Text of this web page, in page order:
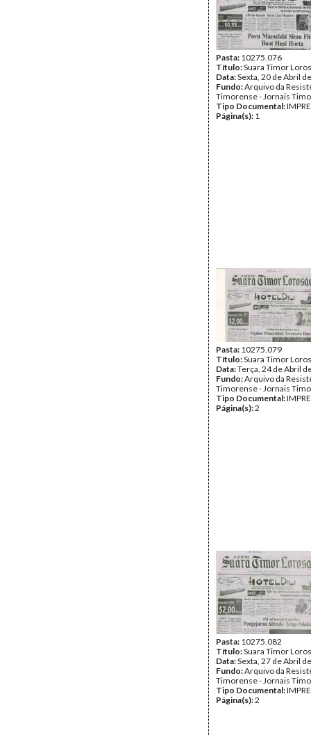
Pasta: 10275.076
Título:Suara Timor
Data:Sexta, 20 de Abril
Fundo:Arquivo da
Timorense - Jornais
Tipo Documental:
Página(s): 1
Pasta: 10275.079
Título:Suara Timor
Data:Terça, 24 de Abril
Fundo:Arquivo da
Timorense - Jornais
Tipo Documental:
Página(s):2
Pasta: 10275.082
Título:Suara Timor
Data:Sexta, 27 de Abril
Fundo:Arquivo da
Timorense - Jornais
Tipo Documental:
Página(s):2